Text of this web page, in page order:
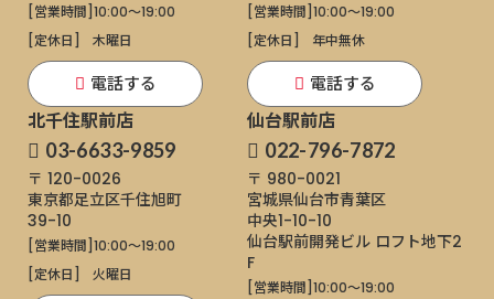
[営業時間] 10:00～19:00
[定休日]
木曜日
電話する
[営業時間] 10:00～19:00
[定休日]
年中無休
電話する
北千住駅前店
03-6633-9859
〒 120-0026
東京都足立区千住旭町
39-10
[営業時間] 10:00～19:00
[定休日]
火曜日
仙台駅前店
022-796-7872
〒 980-0021
宮城県仙台市青葉区
中央1-10-10
仙台駅前開発ビル ロフト地下2
F
[営業時間] 10:00～19:00